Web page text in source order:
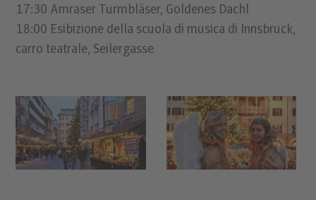
17:30 Amraser Turmbläser, Goldenes Dachl
18:00 Esibizione della scuola di musica di Innsbruck,
carro teatrale, Seilergasse